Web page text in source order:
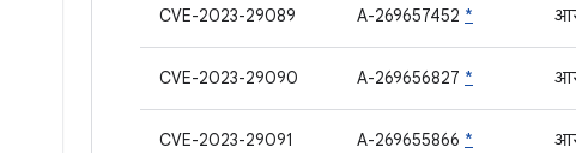
CVE-2023-29089 A-269657452 *
CVE-2023-29090 A-269656827 *
CVE-2023-29091 A-269655866 *